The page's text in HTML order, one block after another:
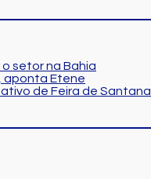
setor na Bahia
aponta Etene
de Feira de Santana